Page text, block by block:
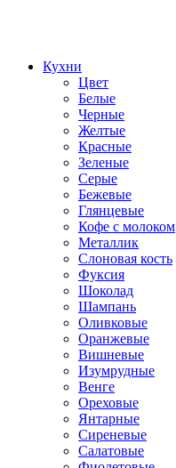
Кухни
Цвет
Белые
Черные
Желтые
Красные
Зеленые
Серые
Бежевые
Глянцевые
Кофе с молоком
Металлик
Слоновая кость
Фуксия
Шоколад
Шампань
Оливковые
Оранжевые
Вишневые
Изумрудные
Венге
Ореховые
Янтарные
Сиреневые
Салатовые